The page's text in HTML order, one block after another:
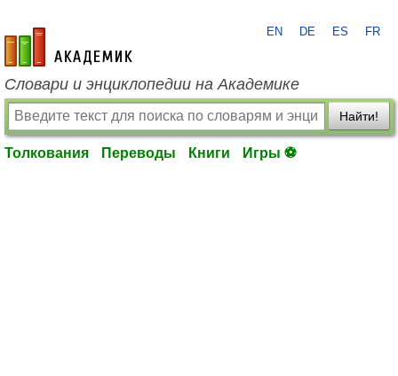
academic.ru
EN DE ES FR
Словари и энциклопедии на Академике
Найти!
Толкования Переводы Книги Игры ⚽